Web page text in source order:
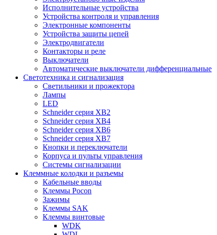
Исполнительные устройства
Устройства контроля и управления
Электронные компоненты
Устройства защиты цепей
Электродвигатели
Контакторы и реле
Выключатели
Автоматические выключатели дифференциальные
Светотехника и сигнализация
Светильники и прожектора
Лампы
LED
Schneider серия XB2
Schneider серия XB4
Schneider серия XB6
Schneider серия XB7
Кнопки и переключатели
Корпуса и пульты управления
Системы сигнализации
Клеммные колодки и разъемы
Кабельные вводы
Клеммы Pocon
Зажимы
Клеммы SAK
Клеммы винтовые
WDK